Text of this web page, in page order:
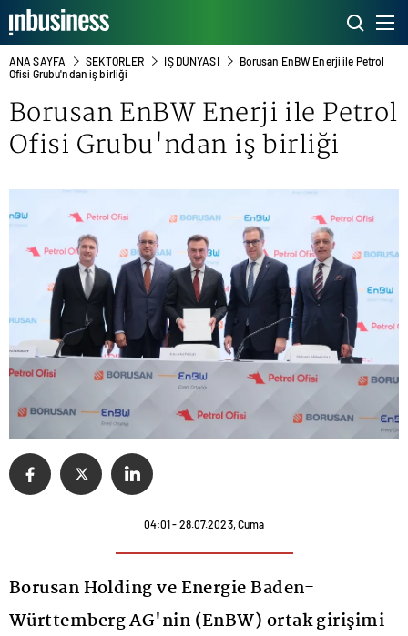
ANA SAYFA SEKTÖRLER İŞ DÜNYASI
Borusan EnBW Enerji ile Petrol
Ofisi Grubu'ndan iş birliği
Borusan EnBW Enerji ile Petrol
Ofisi Grubu'ndan iş birliği
04:01 - 28.07.2023, Cuma
Borusan Holding ve Energie Baden-
Württemberg AG'nin (EnBW) ortak girişimi